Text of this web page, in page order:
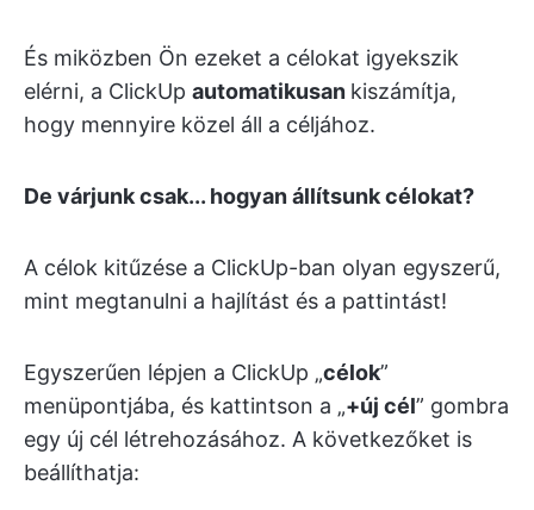
És miközben Ön ezeket a célokat igyekszik
elérni, a ClickUp automatikusan kiszámítja,
hogy mennyire közel áll a céljához.
De várjunk csak... hogyan állítsunk célokat?
A célok kitűzése a ClickUp-ban olyan egyszerű,
mint megtanulni a hajlítást és a pattintást!
Egyszerűen lépjen a ClickUp „célok”
menüpontjába, és kattintson a „+új cél” gombra
egy új cél létrehozásához. A következőket is
beállíthatja: